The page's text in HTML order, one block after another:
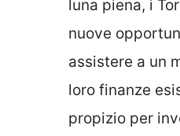
luna piena, i
nuove
assistere a un
loro finanze
propizio per